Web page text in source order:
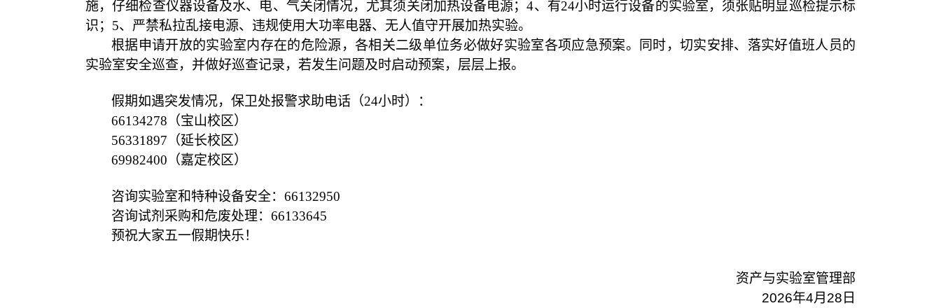
施，仔细检查仪器设备及水、电、气关闭情况，尤其须关闭加热设备电源；4、有24小时运行设备的实验室，须张贴明显巡检提示标
识； 5、严禁私拉乱接电源、违规使用大功率电器、无人值守开展加热实验。
根据申请开放的实验室内存在的危险源，各相关二级单位务必做好实验室各项应急预案。同时，切实安排、落实好值班人员的
实验室安全巡查，并做好巡查记录，若发生问题及时启动预案，层层上报。
假期如遇突发情况，保卫处报警求助电话（24小时）：
66134278 （宝山校区）
56331897 （延长校区）
69982400 （嘉定校区）
咨询实验室和特种设备安全： 66132950
咨询试剂采购和危废处理： 66133645
预祝大家五一假期快乐！
资产与实验室管理部
2026年4月28日